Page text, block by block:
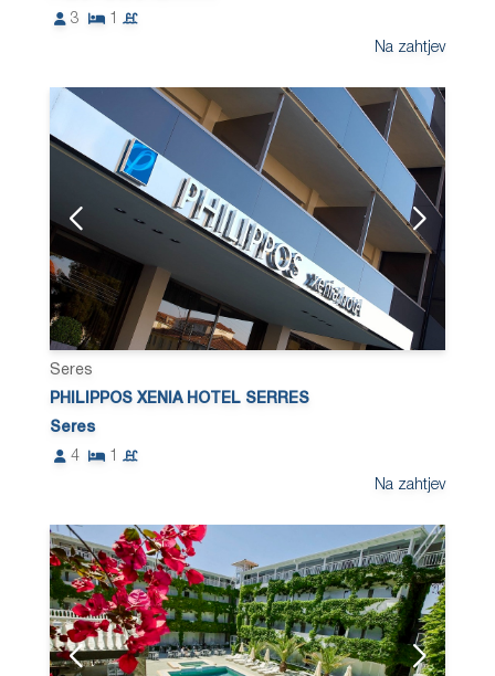
3
1
Na zahtjev
Seres
PHILIPPOS XENIA HOTEL SERRES
Seres
4
1
Na zahtjev